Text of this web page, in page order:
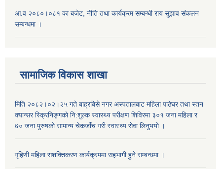
आ.व २०८०।०८१ का बजेट, नीति तथा कार्यक्रम सम्बन्धी राय सुझाव संकलन
सम्बन्धमा ।
सामाजिक विकास शाखा
मिति २०८२।०२।२५ गते बाह्रबिसे नगर अस्पतालबाट महिला पाठेघर तथा स्तन
क्यान्सर स्क्रिनिङ्गको नि:शुल्क स्वास्थ्य परीक्षण शिविरमा ३०१ जना महिला र
७० जना पुरुषको सामान्य चेकजाँच गरी स्वास्थ्य सेवा लिनुभयो ।
गृहिणी महिला सशक्तिकरण कार्यक्रममा सहभागी हुने सम्बन्धमा ।